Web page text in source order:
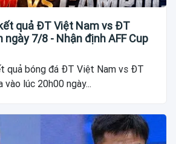
quả ĐT Việt Nam vs ĐT
ngày 7/8 - Nhận định AFF Cup
quả bóng đá ĐT Việt Nam vs ĐT
vào lúc 20h00 ngày...